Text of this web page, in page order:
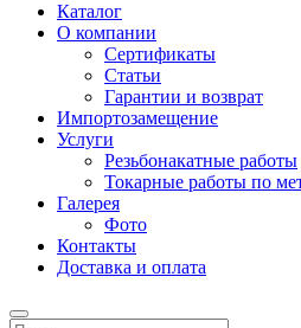
Каталог
О компании
Сертификаты
Статьи
Гарантии и возврат
Импортозамещение
Услуги
Резьбонакатные работы
Токарные работы по
Галерея
Фото
Контакты
Доставка и оплата